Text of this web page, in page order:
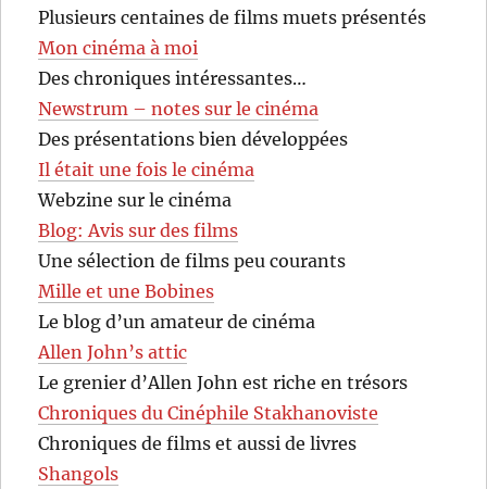
Plusieurs centaines de films muets présentés
Mon cinéma à moi
Des chroniques intéressantes…
Newstrum – notes sur le cinéma
Des présentations bien développées
Il était une fois le cinéma
Webzine sur le cinéma
Blog: Avis sur des films
Une sélection de films peu courants
Mille et une Bobines
Le blog d’un amateur de cinéma
Allen John’s attic
Le grenier d’Allen John est riche en trésors
Chroniques du Cinéphile Stakhanoviste
Chroniques de films et aussi de livres
Shangols